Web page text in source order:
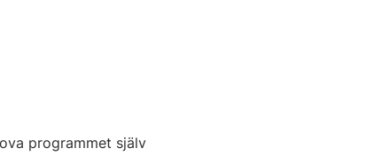
programmet själv